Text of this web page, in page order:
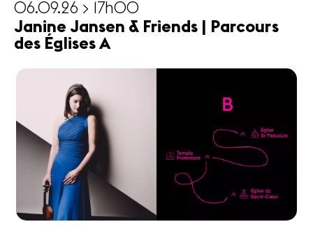
06.09.26 > 17h00
Janine Jansen & Friends | Parcours
des Églises A